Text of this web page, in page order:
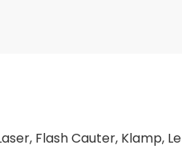
Flash Cauter, Klamp,